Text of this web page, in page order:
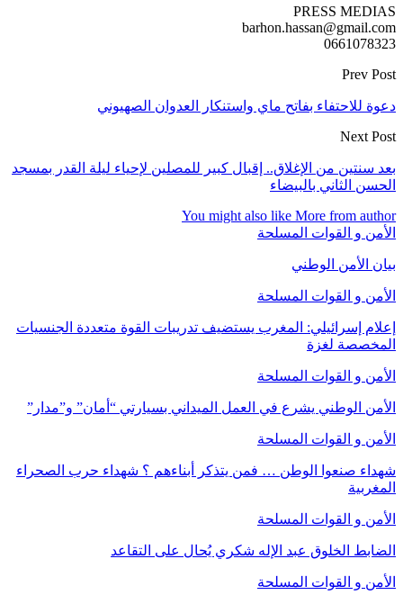
PRESS MEDIAS
barhon.hassan@gmail.com
0661078323
Prev Post
دعوة للاحتفاء بفاتح ماي واستنكار العدوان الصهيوني
Next Post
بعد سنتين من الإغلاق.. إقبال كبير للمصلين لإحياء ليلة القدر بمسجد
الحسن الثاني بالبيضاء
You might also like More from author
الأمن و القوات المسلحة
بيان الأمن الوطني
الأمن و القوات المسلحة
إعلام إسرائيلي: المغرب يستضيف تدريبات القوة متعددة الجنسيات
المخصصة لغزة
الأمن و القوات المسلحة
الأمن الوطني يشرع في العمل الميداني بسيارتي “أمان” و”مدار”
الأمن و القوات المسلحة
شهداء صنعوا الوطن … فمن يتذكر أبناءهم ؟ شهداء حرب الصحراء
المغربية
الأمن و القوات المسلحة
الضابط الخلوق عبد الإله شكري يُحال على التقاعد
الأمن و القوات المسلحة